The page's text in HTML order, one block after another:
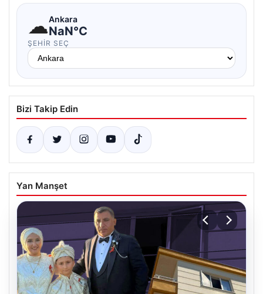
☁Ankara
NaN°C
ŞEHIR SEÇ
Bizi Takip Edin
Yan Manşet